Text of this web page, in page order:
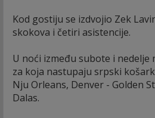
Kod gostiju se izdvojio Zek
skokova i četiri asistencije.
U noći između subote i nedelje
za koja nastupaju srpski
Nju Orleans, Denver - Golden
Dalas.